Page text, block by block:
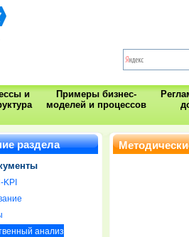
и
Примеры бизнес-
моделей и процессов
раздела
анализ